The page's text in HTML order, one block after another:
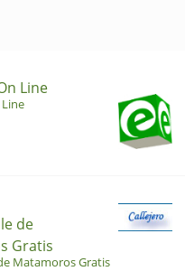
Line
de
Gratis
Matamoros Gratis